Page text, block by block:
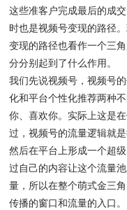
这些准客户完成最后的成
时也是视频号变现的路径
变现的路径也看作一个三
分分别起到了什么作用。
我们先说视频号，视频号
化和平台个性化推荐两种
你、喜欢你。实际上这是
过，视频号的流量逻辑就
然后在平台上形成一个超
过自己的内容让这个流量
量，所以在整个萌式金三
传播的窗口和流量的入口。